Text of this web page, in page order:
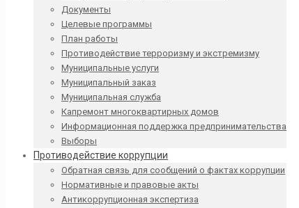
Документы
Целевые программы
План работы
Противодействие терроризму и экстремизму
Муниципальные услуги
Муниципальный заказ
Муниципальная служба
Капремонт многоквартирных домов
Информационная поддержка предпринимательства
Выборы
Противодействие коррупции
Обратная связь для сообщений о фактах коррупции
Нормативные и правовые акты
Антикоррупционная экспертиза